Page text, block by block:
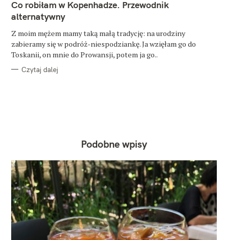
T
E
G
O
I
E
Co robiłam w Kopenhadze. Przewodnik
alternatywny
Z moim mężem mamy taką małą tradycję: na urodziny
zabieramy się w podróż-niespodziankę. Ja wzięłam go do
Toskanii, on mnie do Prowansji, potem ja go..
Czytaj dalej
Podobne wpisy